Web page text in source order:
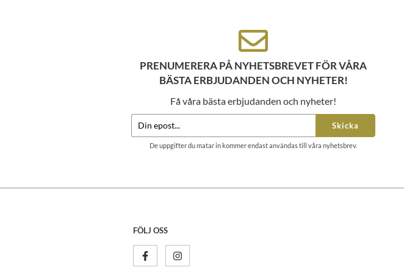
PRENUMERERA PÅ NYHETSBREVET FÖR VÅRA
BÄSTA ERBJUDANDEN OCH NYHETER!
Få våra bästa erbjudanden och nyheter!
Skicka
De uppgifter du matar in kommer endast användas till våra nyhetsbrev.
FÖLJ OSS